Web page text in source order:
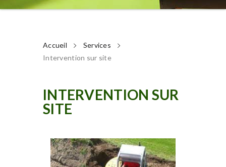
Accueil
Services
Intervention sur site
INTERVENTION SUR
SITE